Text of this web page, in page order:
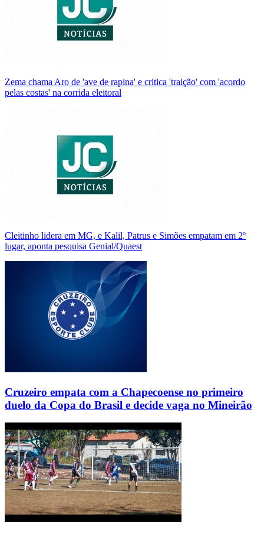
Zema chama Aro de 'ave de rapina' e critica 'traição' com 'acordo
pelas costas' na corrida eleitoral
Cleitinho lidera em MG, e Kalil, Patrus e Simões empatam em 2º
lugar, aponta pesquisa Genial/Quaest
Cruzeiro empata com a Chapecoense no primeiro
duelo da Copa do Brasil e decide vaga no Mineirão